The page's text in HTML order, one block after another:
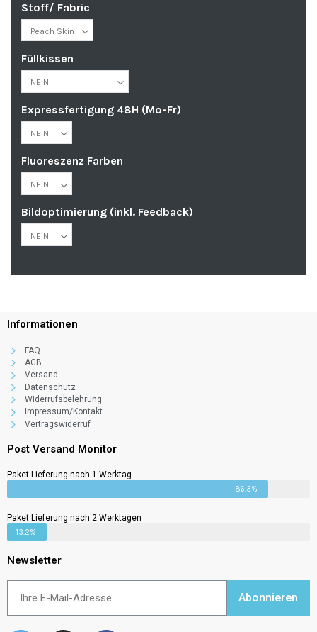
Stoff/ Fabric
Füllkissen
Expressfertigung 48H (Mo-Fr)
Fluoreszenz Farben
Bildoptimierung (inkl. Feedback)
Informationen
FAQ
AGB
Versand
Datenschutz
Widerrufsbelehrung
Impressum/Kontakt
Vertragswiderruf
Post Versand Monitor
Paket Lieferung nach 1 Werktag
86.3%
Paket Lieferung nach 2 Werktagen
13.2%
Newsletter
Abonnieren
Dakimakura Cookies einsetzen. Genauere Angaben auf unserer Seite zum
Akzeptieren